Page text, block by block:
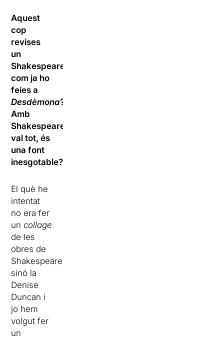
Aquest
cop
revises
un
Shakespeare
com ja ho
feies a
Desdèmona?
Amb
Shakespeare
val tot, és
una font
inesgotable?
El què he
intentat
no era fer
uncollage
de les
obres de
Shakespeare,
sinó la
Denise
Duncan i
jo hem
volgut fer
un